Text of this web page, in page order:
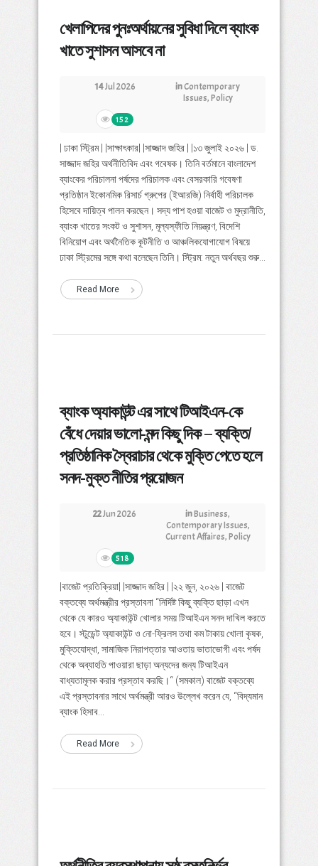
খেলাপিদের পুনঃঅর্থায়নের সুবিধা দিলে ব্যাংক
খাতে সুশাসন আসবে না
14Jul 2026 inContemporary
Issues,Policy
152
| ঢাকা স্ট্রিম | |সাক্ষাৎকার| |সাজ্জাদ জহির | |১৩ জুলাই ২০২৬ | ড.
সাজ্জাদ জহির অর্থনীতিবিদ এবং গবেষক। তিনি বর্তমানে বাংলাদেশ
ব্যাংকের পরিচালনা পর্ষদের পরিচালক এবং বেসরকারি গবেষণা
প্রতিষ্ঠান ইকোনমিক রিসার্চ গ্রুপের (ইআরজি) নির্বাহী পরিচালক
হিসেবে দায়িত্ব পালন করছেন। সদ্য পাশ হওয়া বাজেট ও মুদ্রানীতি,
ব্যাংক খাতের সংকট ও সুশাসন, মূল্যস্ফীতি নিয়ন্ত্রণ, বিদেশি
বিনিয়োগ এবং অর্থনৈতিক কূটনীতি ও আঞ্চলিকযোগাযোগ বিষয়ে
ঢাকা স্ট্রিমের সঙ্গে কথা বলেছেন তিনি। স্ট্রিম: নতুন অর্থবছর শুরু...
Read More
ব্যাংক অ্যাকাউন্ট এর সাথে টিআইএন-কে
বেঁধে দেয়ার ভালো-মন্দ কিছু দিক – ব্যক্তি/
প্রতিষ্ঠানিক স্বৈরাচার থেকে মুক্তি পেতে হলে
সনদ-মুক্ত নীতির প্রয়োজন
22Jun 2026 inBusiness,
Contemporary Issues,
Current Affaires,Policy
518
|বাজেট প্রতিক্রিয়া| |সাজ্জাদ জহির | |২২ জুন, ২০২৬ | বাজেট
বক্তব্যে অর্থমন্ত্রীর প্রস্তাবনা “নির্দিষ্ট কিছু ব্যক্তি ছাড়া এখন
থেকে যে কারও অ্যাকাউন্ট খোলার সময় টিআইএন সনদ দাখিল করতে
হবে। স্টুডেন্ট অ্যাকাউন্ট ও নো-ফ্রিলস তথা কম টাকায় খোলা কৃষক,
মুক্তিযোদ্ধা, সামাজিক নিরাপত্তার আওতায় ভাতাভোগী এবং পর্ষদ
থেকে অব্যাহতি পাওয়ারা ছাড়া অন্যদের জন্য টিআইএন
বাধ্যতামূলক করার প্রস্তাব করছি।“ (সমকাল) বাজেট বক্তব্যে
এই প্রস্তাবনার সাথে অর্থমন্ত্রী আরও উল্লেখ করেন যে, “বিদ্যমান
ব্যাংক হিসাব...
Read More